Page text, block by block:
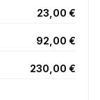
23,00 €
92,00 €
230,00 €